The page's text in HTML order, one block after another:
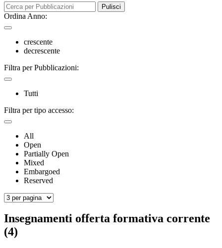
Pulisci
Ordina Anno:
crescente
decrescente
Filtra per Pubblicazioni:
Tutti
Filtra per tipo accesso:
All
Open
Partially Open
Mixed
Embargoed
Reserved
Insegnamenti offerta formativa corrente
(4)